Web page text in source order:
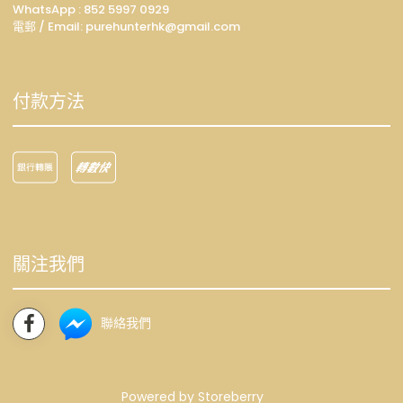
WhatsApp : 852 5997 0929
電郵 / Email: purehunterhk@gmail.com
付款方法
關注我們
聯絡我們
Powered by Storeberry